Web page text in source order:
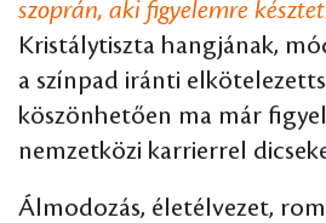
szoprán, aki figyelemre
Kristálytiszta hangjának,
a színpad iránti
köszönhetően ma már
nemzetközi karrierrel
Álmodozás, életélvezet,